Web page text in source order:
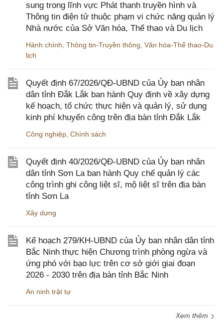
sung trong lĩnh vực Phát thanh truyền hình và
Thông tin điện tử thuộc phạm vi chức năng quản lý
Nhà nước của Sở Văn hóa, Thể thao và Du lịch
Hành chính, Thông tin-Truyền thông, Văn hóa-Thể thao-Du
lịch
Quyết định 67/2026/QĐ-UBND của Ủy ban nhân
dân tỉnh Đắk Lắk ban hành Quy định về xây dựng
kế hoạch, tổ chức thực hiện và quản lý, sử dụng
kinh phí khuyến công trên địa bàn tỉnh Đắk Lắk
Công nghiệp, Chính sách
Quyết định 40/2026/QĐ-UBND của Ủy ban nhân
dân tỉnh Sơn La ban hành Quy chế quản lý các
công trình ghi công liệt sĩ, mộ liệt sĩ trên địa bàn
tỉnh Sơn La
Xây dựng
Kế hoạch 279/KH-UBND của Ủy ban nhân dân tỉnh
Bắc Ninh thực hiện Chương trình phòng ngừa và
ứng phó với bạo lực trên cơ sở giới giai đoạn
2026 - 2030 trên địa bàn tỉnh Bắc Ninh
An ninh trật tự
Xem thêm